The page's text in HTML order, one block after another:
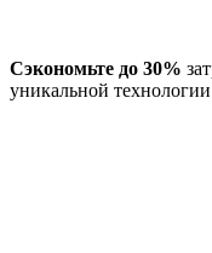
Сэкономьте до 30%
уникальной